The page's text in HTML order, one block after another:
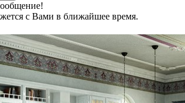
с Вами в ближайшее время.